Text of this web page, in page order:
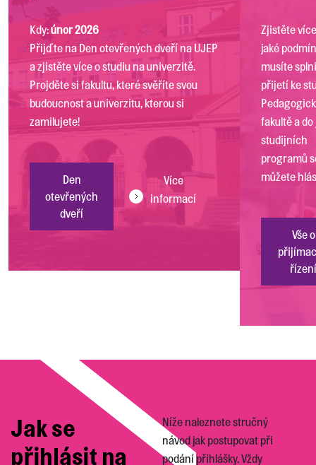
Kdy:únor 2026
Přijďte na Den otevřených dveří na UJEP
a zjistěte více o studiu na univerzitě.
Projděte si fakultu, které svěříte svou
budoucnost a univerzitu, kterou si
zamilujete!
Den
otevřených
dveří
Více
informací
Zjistěte
jaké
musíte
přijetí ke
fakultě a
studijních
programů
můžete
Vše o
Jak se
přihlásit na
Níže naleznete stručný
návod jak postupovat při
podání přihlášky. Vždy